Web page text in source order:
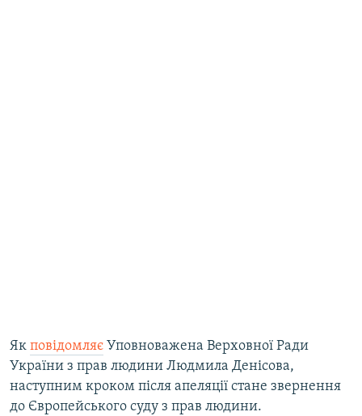
Як повідомляє Уповноважена Верховної Ради
України з прав людини Людмила Денісова,
наступним кроком після апеляції стане звернення
до Європейського суду з прав людини.